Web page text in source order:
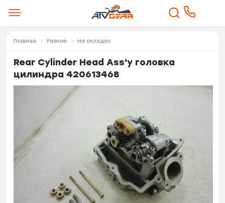
Главная Разное На складах
Rear Cylinder Head Ass'y головка
цилиндра 420613468